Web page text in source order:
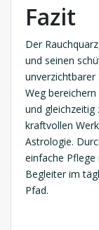
Fazit
Der
und seinen
unverzichtbarer
Weg
und gleichzeitig
kraftvollen
Astrologie.
einfache
Begleiter im
Pfad.